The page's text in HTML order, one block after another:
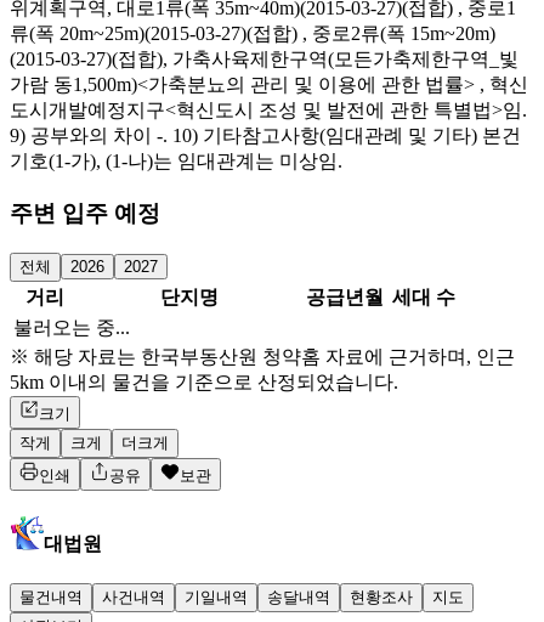
위계획구역, 대로1류(폭 35m~40m)(2015-03-27)(접합) , 중로1
류(폭 20m~25m)(2015-03-27)(접합) , 중로2류(폭 15m~20m)
(2015-03-27)(접합), 가축사육제한구역(모든가축제한구역_빛
가람 동1,500m)<가축분뇨의 관리 및 이용에 관한 법률> , 혁신
도시개발예정지구<혁신도시 조성 및 발전에 관한 특별법>임.
9) 공부와의 차이 -. 10) 기타참고사항(임대관례 및 기타) 본건
기호(1-가), (1-나)는 임대관계는 미상임.
주변 입주 예정
전체 2026 2027
거리 단지명 공급년월 세대 수
불러오는 중...
※ 해당 자료는 한국부동산원 청약홈 자료에 근거하며, 인근
5km 이내의 물건을 기준으로 산정되었습니다.
크기
작게
크게
더크게
인쇄
공유 보관
대법원
물건내역 사건내역 기일내역 송달내역 현황조사
지도